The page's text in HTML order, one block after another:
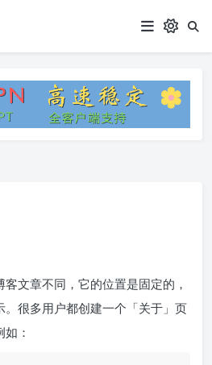
文章不同，它的位置是固定的，
很多用户都创建一个「关于」页
：